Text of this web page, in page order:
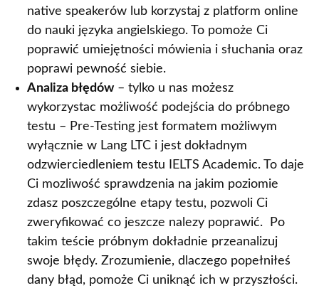
native speakerów lub korzystaj z platform online
do nauki języka angielskiego. To pomoże Ci
poprawić umiejętności mówienia i słuchania oraz
poprawi pewność siebie.
Analiza błędów– tylko u nas możesz
wykorzystac możliwość podejścia do próbnego
testu – Pre-Testing jest formatem możliwym
wyłącznie w Lang LTC i jest dokładnym
odzwierciedleniem testu IELTS Academic. To daje
Ci mozliwość sprawdzenia na jakim poziomie
zdasz poszczególne etapy testu, pozwoli Ci
zweryfikować co jeszcze nalezy poprawić. Po
takim teście próbnym dokładnie przeanalizuj
swoje błędy. Zrozumienie, dlaczego popełniłeś
dany błąd, pomoże Ci uniknąć ich w przyszłości.